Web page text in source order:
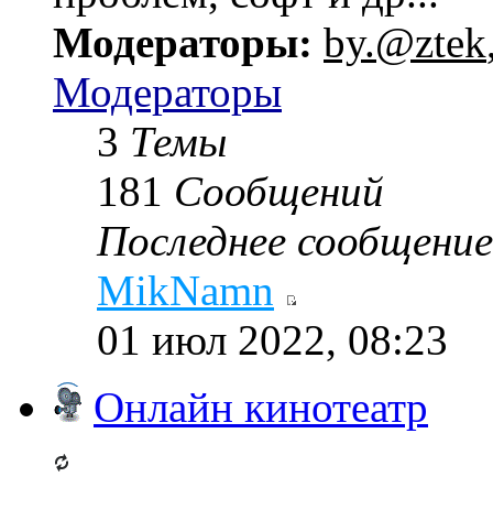
Модераторы: by.@ztek
Модераторы
3 Темы
181 Сообщений
Последнее сообщение
MikNamn
01 июл 2022, 08:23
Онлайн кинотеатр